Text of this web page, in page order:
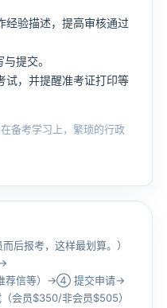
经验描述，提高审核通过
提交。
试，并提醒准考证打印等
备考学习上，繁琐的行政
后报考，这样最划算。）
信等） →④ 提交申请→
会员$350/非会员$505）